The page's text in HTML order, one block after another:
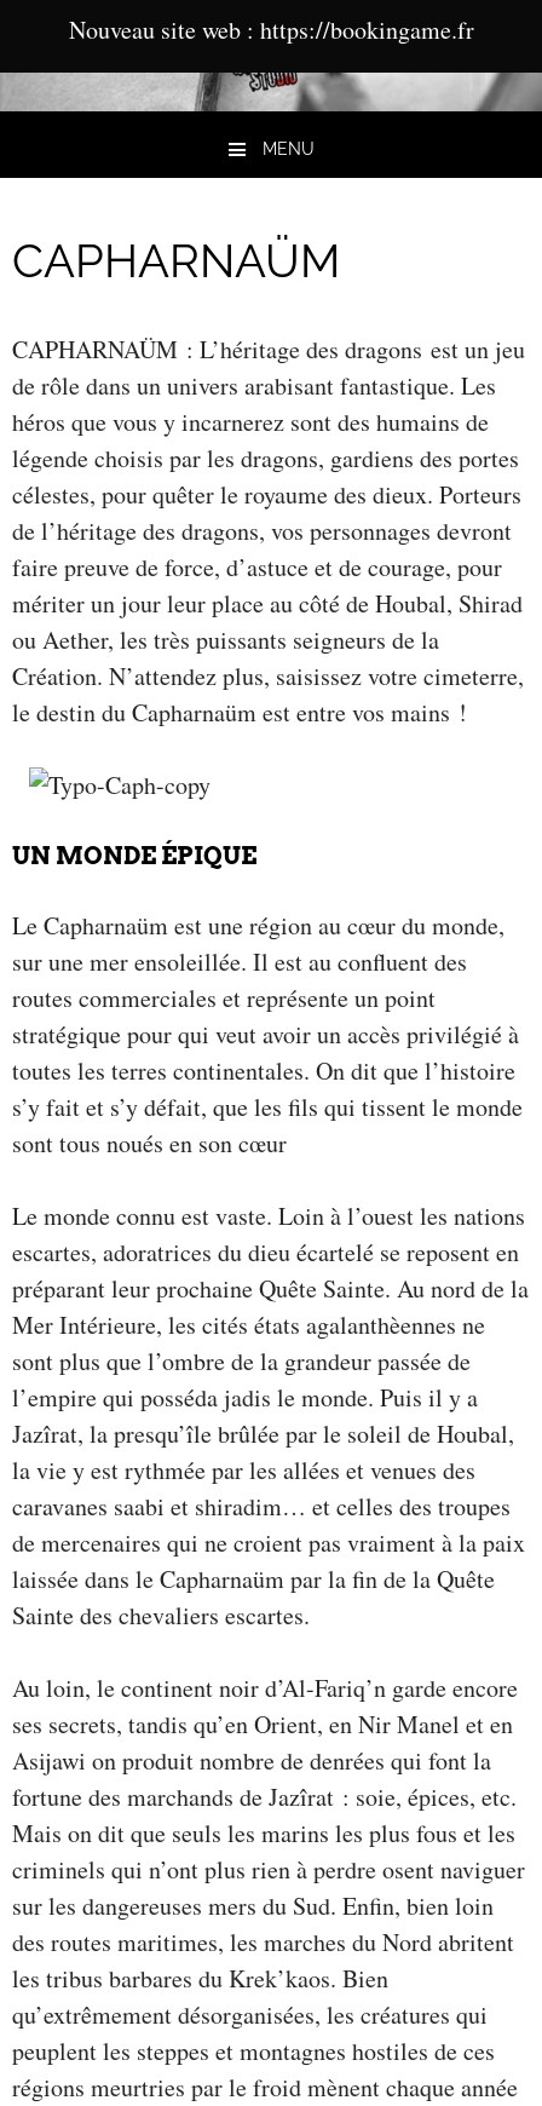
MENU
CAPHARNAÜM
CAPHARNAÜM : L’héritage des dragons est un jeu
de rôle dans un univers arabisant fantastique. Les
héros que vous y incarnerez sont des humains de
légende choisis par les dragons, gardiens des portes
célestes, pour quêter le royaume des dieux. Porteurs
de l’héritage des dragons, vos personnages devront
faire preuve de force, d’astuce et de courage, pour
mériter un jour leur place au côté de Houbal, Shirad
ou Aether, les très puissants seigneurs de la
Création. N’attendez plus, saisissez votre cimeterre,
le destin du Capharnaüm est entre vos mains !
UN MONDE ÉPIQUE
Le Capharnaüm est une région au cœur du monde,
sur une mer ensoleillée. Il est au confluent des
routes commerciales et représente un point
stratégique pour qui veut avoir un accès privilégié à
toutes les terres continentales. On dit que l’histoire
s’y fait et s’y défait, que les fils qui tissent le monde
sont tous noués en son cœur
Le monde connu est vaste. Loin à l’ouest les nations
escartes, adoratrices du dieu écartelé se reposent en
préparant leur prochaine Quête Sainte. Au nord de la
Mer Intérieure, les cités états agalanthèennes ne
sont plus que l’ombre de la grandeur passée de
l’empire qui posséda jadis le monde. Puis il y a
Jazîrat, la presqu’île brûlée par le soleil de Houbal,
la vie y est rythmée par les allées et venues des
caravanes saabi et shiradim… et celles des troupes
de mercenaires qui ne croient pas vraiment à la paix
laissée dans le Capharnaüm par la fin de la Quête
Sainte des chevaliers escartes.
Au loin, le continent noir d’Al-Fariq’n garde encore
ses secrets, tandis qu’en Orient, en Nir Manel et en
Asijawi on produit nombre de denrées qui font la
fortune des marchands de Jazîrat : soie, épices, etc.
Mais on dit que seuls les marins les plus fous et les
criminels qui n’ont plus rien à perdre osent naviguer
sur les dangereuses mers du Sud. Enfin, bien loin
des routes maritimes, les marches du Nord abritent
les tribus barbares du Krek’kaos. Bien
qu’extrêmement désorganisées, les créatures qui
peuplent les steppes et montagnes hostiles de ces
régions meurtries par le froid mènent chaque année
Nouveau site web : https://bookingame.fr